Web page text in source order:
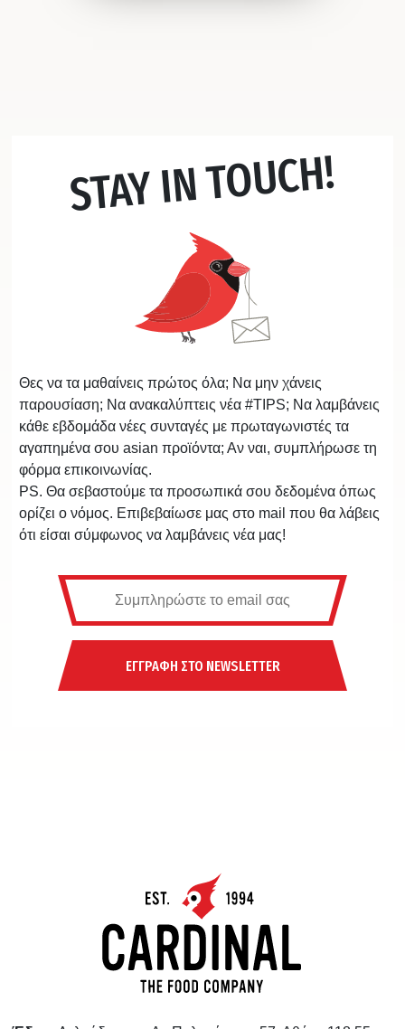
STAY IN TOUCH!
Θες να τα μαθαίνεις πρώτος όλα; Να μην χάνεις
παρουσίαση; Να ανακαλύπτεις νέα #TIPS; Να λαμβάνεις
κάθε εβδομάδα νέες συνταγές με πρωταγωνιστές τα
αγαπημένα σου asian προϊόντα; Αν ναι, συμπλήρωσε τη
φόρμα επικοινωνίας.
PS. Θα σεβαστούμε τα προσωπικά σου δεδομένα όπως
ορίζει ο νόμος. Επιβεβαίωσε μας στο mail που θα λάβεις
ότι είσαι σύμφωνος να λαμβάνεις νέα μας!
ΕΓΓΡΑΦΗ ΣΤΟ NEWSLETTER